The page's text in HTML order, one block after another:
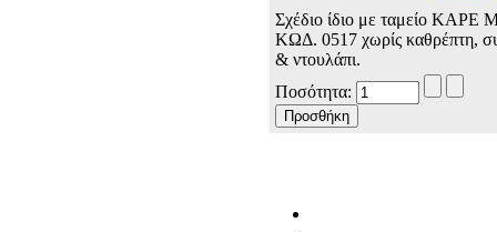
Σχέδιο ίδιο με ταμείο ΚΑΡΕ
ΚΩΔ. 0517 χωρίς καθρέπτη,
& ντουλάπι.
Ποσότητα: